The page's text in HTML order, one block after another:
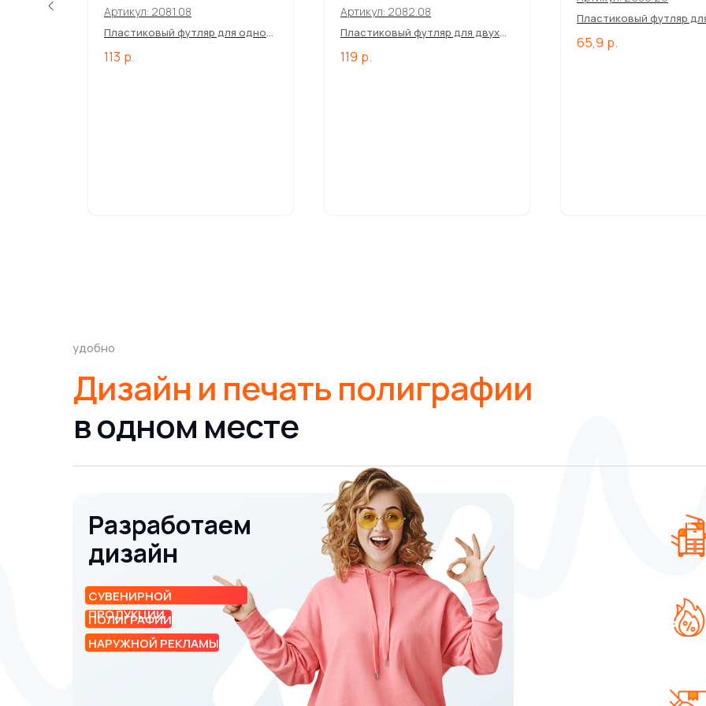
Артикул: 2081.08
Пластиковый футляр для одной
113 р.
Артикул: 2082.08
Пластиковый футляр для двух
119 р.
Пластиковый футляр
65,9 р.
Дизайн и печать полиграфии
в одном месте
удобно
ПОЛИГРАФИИ
СУВЕНИРНОЙ
ПРОДУКЦИИ
НАРУЖНОЙ РЕКЛАМЫ
Разработаем
дизайн